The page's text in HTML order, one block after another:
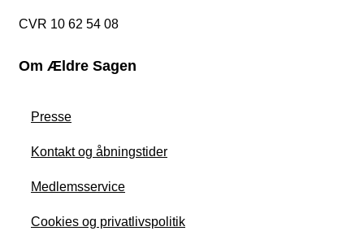
CVR 10 62 54 08
Om Ældre Sagen
Presse
Kontakt og åbningstider
Medlemsservice
Cookies og privatlivspolitik